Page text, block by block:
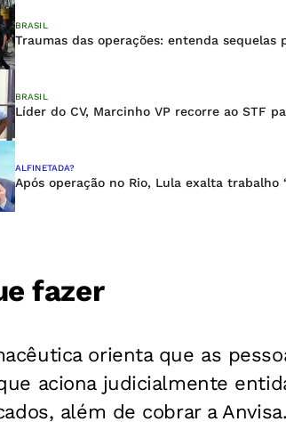
BRASIL
Traumas das operações: entenda
BRASIL
Líder do CV, Marcinho VP recorre ao STF
ALFINETADA?
Após operação no Rio, Lula exalta trabalho
fazer
orienta que as
aciona judicialmente
além de cobrar a Anvisa.